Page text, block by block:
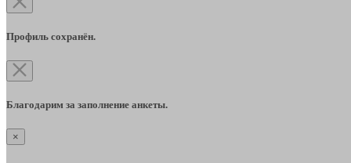
Профиль сохранён.
Благодарим за заполнение анкеты.
×